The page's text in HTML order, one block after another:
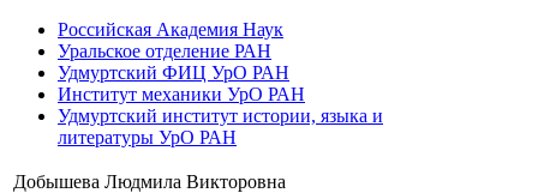
Российская Академия Наук
Уральское отделение РАН
Удмуртский ФИЦ УрО РАН
Институт механики УрО РАН
Удмуртский институт истории, языка и
литературы УрО РАН
Добышева Людмила Викторовна